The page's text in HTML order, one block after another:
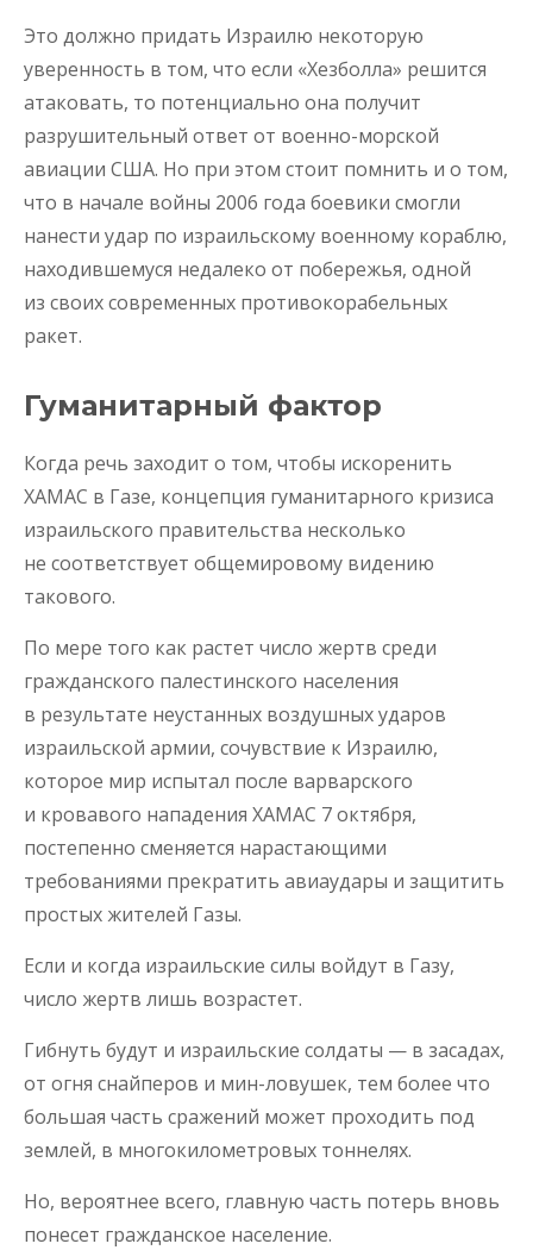
Это должно придать Израилю некоторую
уверенность в том, что если «Хезболла» решится
атаковать, то потенциально она получит
разрушительный ответ от военно-морской
авиации США. Но при этом стоит помнить и о том,
что в начале войны 2006 года боевики смогли
нанести удар по израильскому военному кораблю,
находившемуся недалеко от побережья, одной
из своих современных противокорабельных
ракет.
Гуманитарный фактор
Когда речь заходит о том, чтобы искоренить
ХАМАС в Газе, концепция гуманитарного кризиса
израильского правительства несколько
не соответствует общемировому видению
такового.
По мере того как растет число жертв среди
гражданского палестинского населения
в результате неустанных воздушных ударов
израильской армии, сочувствие к Израилю,
которое мир испытал после варварского
и кровавого нападения ХАМАС 7 октября,
постепенно сменяется нарастающими
требованиями прекратить авиаудары и защитить
простых жителей Газы.
Если и когда израильские силы войдут в Газу,
число жертв лишь возрастет.
Гибнуть будут и израильские солдаты — в засадах,
от огня снайперов и мин-ловушек, тем более что
большая часть сражений может проходить под
землей, в многокилометровых тоннелях.
Но, вероятнее всего, главную часть потерь вновь
понесет гражданское население.